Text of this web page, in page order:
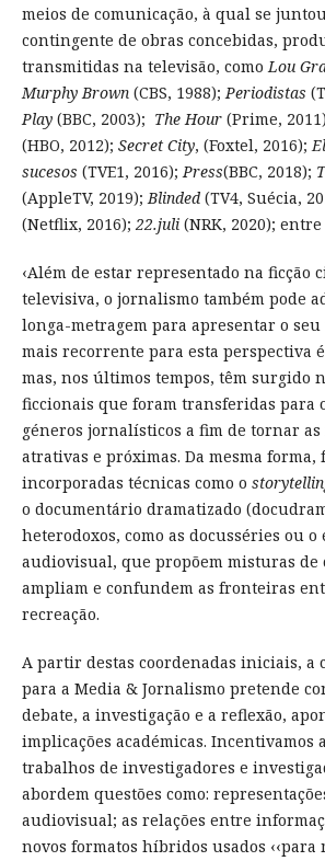
meios de comunicação, à qual se
contingente de obras concebidas,
transmitidas na televisão, comoLou
Murphy Brown(CBS, 1988);Periodistas
Play(BBC, 2003); The Hour (Prime,
(HBO, 2012); Secret City, (Foxtel, 2016);
sucesos (TVE1, 2016);Press(BBC, 2018);
(AppleTV, 2019);Blinded(TV4, Suécia,
(Netflix, 2016); 22.juli(NRK, 2020);
‹Além de estar representado na ficção
televisiva, o jornalismo também pode
longa-metragem para apresentar o
mais recorrente para esta perspectiva
mas, nos últimos tempos, têm surgido
ficcionais que foram transferidas para
géneros jornalísticos a fim de tornar as
atrativas e próximas. Da mesma forma,
incorporadas técnicas como o
o documentário dramatizado
heterodoxos, como as docusséries ou o
audiovisual, que propõem misturas de
ampliam e confundem as fronteiras
recreação.
A partir destas coordenadas iniciais, a
para a Media & Jornalismo pretende
debate, a investigação e a reflexão,
implicações académicas. Incentivamos
trabalhos de investigadores e
abordem questões como:
audiovisual; as relações entre
novos formatos híbridos usados